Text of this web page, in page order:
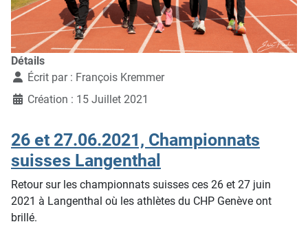
Détails
Écrit par : François Kremmer
Création : 15 Juillet 2021
26 et 27.06.2021, Championnats
suisses Langenthal
Retour sur les championnats suisses ces 26 et 27 juin
2021 à Langenthal où les athlètes du CHP Genève ont
brillé.